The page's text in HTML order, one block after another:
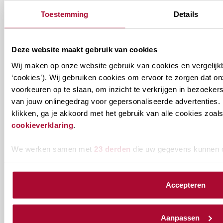
Toestemming Details
Deze website maakt gebruik van cookies
Wij maken op onze website gebruik van cookies en
‘cookies’). Wij gebruiken cookies om ervoor te zorgen dat
voorkeuren op te slaan, om inzicht te verkrijgen in
van jouw onlinegedrag voor gepersonaliseerde advertenties.
klikken, ga je akkoord met het gebruik van alle cookies
cookieverklaring
We werken samen met 23 derden die uw gegevens kunnen
Accepteren
Aanpassen
31 juli 2026
Alle berichten
vereniging en/of ons
onderwijsaanbod?